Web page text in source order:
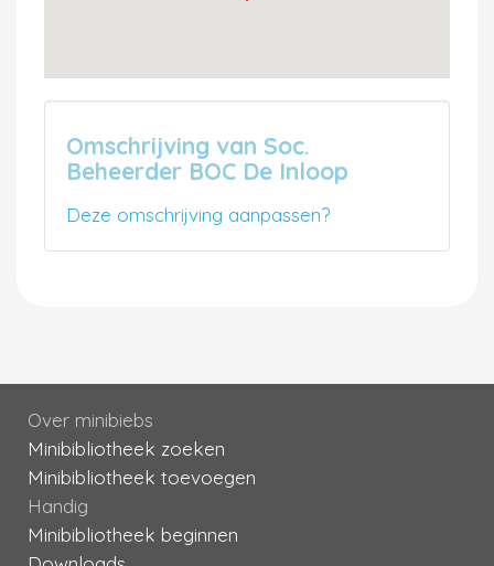
Omschrijving van Soc.
Beheerder BOC De Inloop
Deze omschrijving aanpassen?
Over minibiebs
Minibibliotheek zoeken
Minibibliotheek toevoegen
Handig
Minibibliotheek beginnen